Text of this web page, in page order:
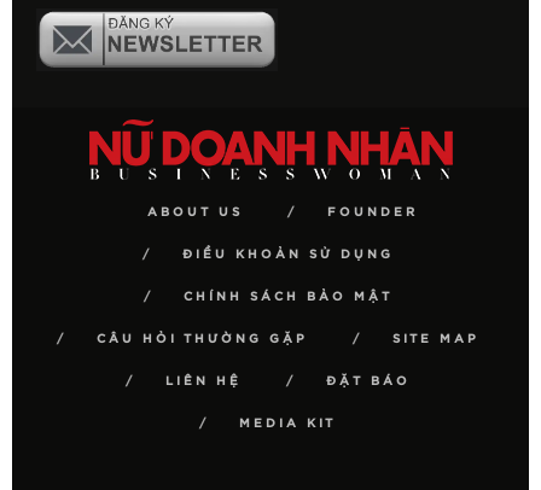
ABOUT US FOUNDER
ĐIỀU KHOẢN SỬ DỤNG
CHÍNH SÁCH BẢO MẬT
CÂU HỎI THƯỜNG GẶP SITE MAP
LIÊN HỆ ĐẶT BÁO
MEDIA KIT